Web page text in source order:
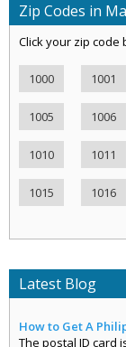
Zip Codes in
Click your zip code
1000 1001
1005 1006
1010 1011
1015 1016
Latest Blog
How to Get A
The postal ID card